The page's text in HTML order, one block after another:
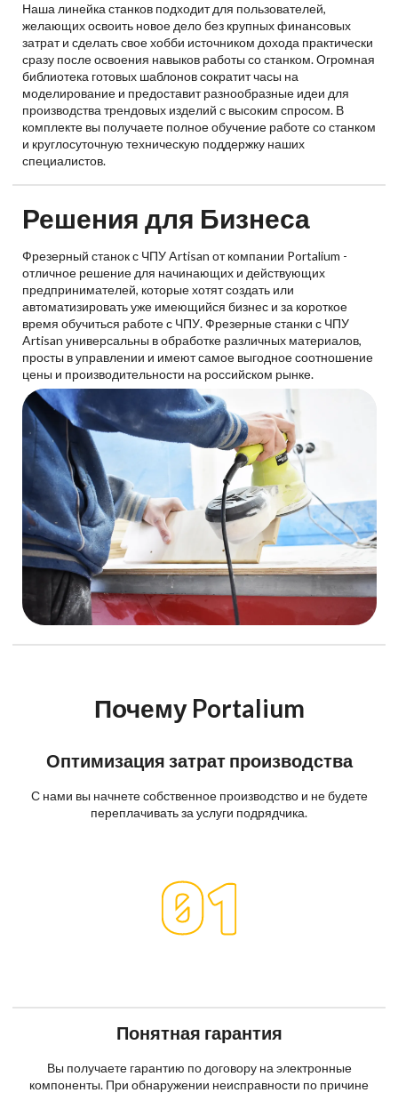
Наша линейка станков подходит для пользователей,
желающих освоить новое дело без крупных финансовых
затрат и сделать свое хобби источником дохода практически
сразу после освоения навыков работы со станком. Огромная
библиотека готовых шаблонов сократит часы на
моделирование и предоставит разнообразные идеи для
производства трендовых изделий с высоким спросом. В
комплекте вы получаете полное обучение работе со станком
и круглосуточную техническую поддержку наших
специалистов.
Решения для Бизнеса
Фрезерный станок с ЧПУ Artisan от компании Portalium -
отличное решение для начинающих и действующих
предпринимателей, которые хотят создать или
автоматизировать уже имеющийся бизнес и за короткое
время обучиться работе с ЧПУ. Фрезерные станки с ЧПУ
Artisan универсальны в обработке различных материалов,
просты в управлении и имеют самое выгодное соотношение
цены и производительности на российском рынке.
Почему Portalium
Оптимизация затрат производства
С нами вы начнете собственное производство и не будете
переплачивать за услуги подрядчика.
Понятная гарантия
Вы получаете гарантию по договору на электронные
компоненты. При обнаружении неисправности по причине